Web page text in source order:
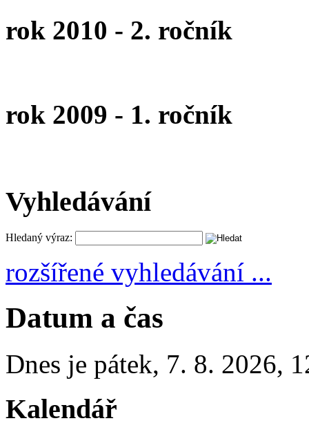
rok 2010 - 2. ročník
rok 2009 - 1. ročník
Vyhledávání
Hledaný výraz:
rozšířené vyhledávání ...
Datum a čas
Dnes je pátek, 7. 8. 2026,
Kalendář